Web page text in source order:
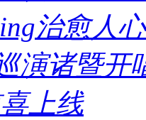
治愈人心
演诸暨开
上线